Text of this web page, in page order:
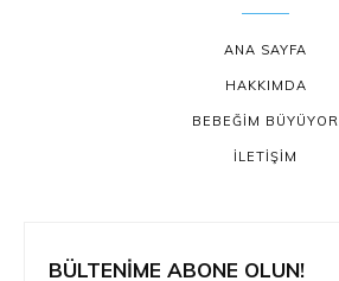
ANA SAYFA
HAKKIMDA
BEBEĞİM BÜYÜYOR
İLETİŞİM
BÜLTENİME ABONE OLUN!